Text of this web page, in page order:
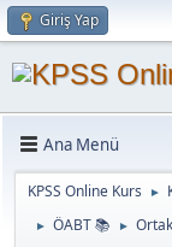
Giriş Yap
Ana Menü
KPSS Online Kurs ►
► ÖABT 📚 ►